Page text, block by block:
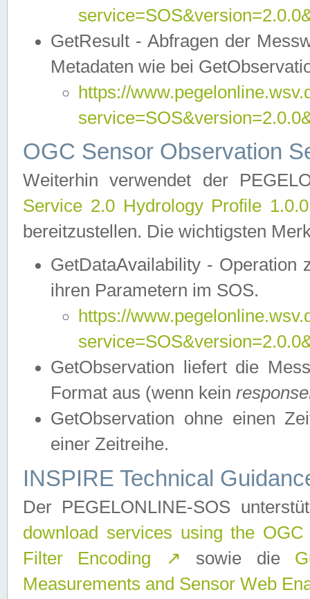
GetResult - Abfragen der
Metadaten wie bei
https://
OGC Sensor Observation
Weiterhin verwendet der
Service 2.0 Hydrology Profile
bereitzustellen. Die wichtigsten
GetDataAvailability - Operation
ihren Parametern im SOS.
https://
GetObservation liefert die
Format aus (wenn kein
GetObservation ohne einen
einer Zeitreihe.
INSPIRE Technical
Der PEGELONLINE-SOS
download services using the
Filter Encoding
↗ sowie die
Measurements and Sensor Web